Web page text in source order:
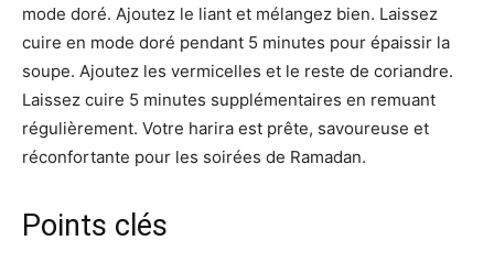
mode doré. Ajoutez le liant et mélangez bien. Laissez
cuire en mode doré pendant 5 minutes pour épaissir la
soupe. Ajoutez les vermicelles et le reste de coriandre.
Laissez cuire 5 minutes supplémentaires en remuant
régulièrement. Votre harira est prête, savoureuse et
réconfortante pour les soirées de Ramadan.
Points clés